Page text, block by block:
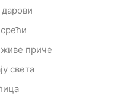
живе приче
света